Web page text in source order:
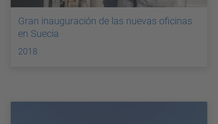
Gran inauguración de las nuevas oficinas
en Suecia
2018